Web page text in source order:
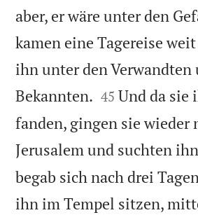
aber, er wäre unter den
kamen eine Tagereise
ihn unter den Verwandten
Bekannten. 

45 Und da sie
fanden, gingen sie wieder
Jerusalem und suchten
begab sich nach drei
ihn im Tempel sitzen,